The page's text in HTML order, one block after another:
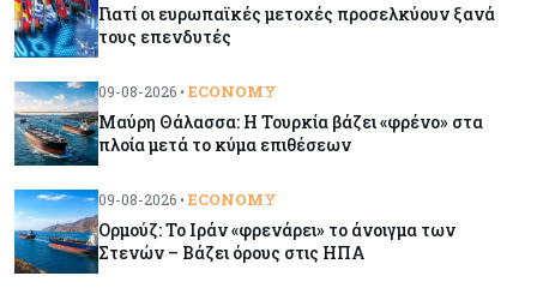
Κύπρος
σύνδεση Κύπρου - Ελλάδας
Golden Fleet: Τα νέα θωρηκτά του Τραμπ που
προκαλούν αντιδράσεις και ο λογαριασμός –
μαμούθ
Γιατί οι ευρωπαϊκές μετοχές προσελκύουν ξανά
τους επενδυτές
09-08-2026 • ECONOMY
Μαύρη Θάλασσα: Η Τουρκία βάζει «φρένο» στα
πλοία μετά το κύμα επιθέσεων
09-08-2026 • ECONOMY
Ορμούζ: Το Ιράν «φρενάρει» το άνοιγμα των
Στενών – Βάζει όρους στις ΗΠΑ